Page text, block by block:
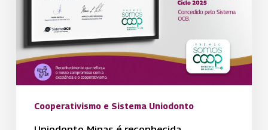
excelência
em
gestão
SomosCoop
Cooperativismo e Sistema Uniodonto